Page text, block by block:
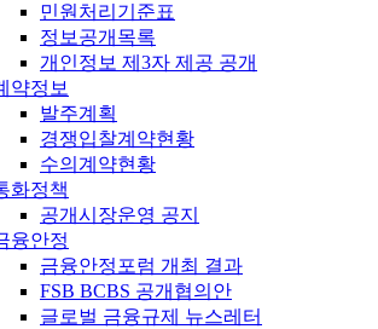
민원처리기준표
정보공개목록
개인정보 제3자 제공 공개
약정보
발주계획
경쟁입찰계약현황
수의계약현황
화정책
공개시장운영 공지
융안정
금융안정포럼 개최 결과
FSB BCBS 공개협의안
글로벌 금융규제 뉴스레터